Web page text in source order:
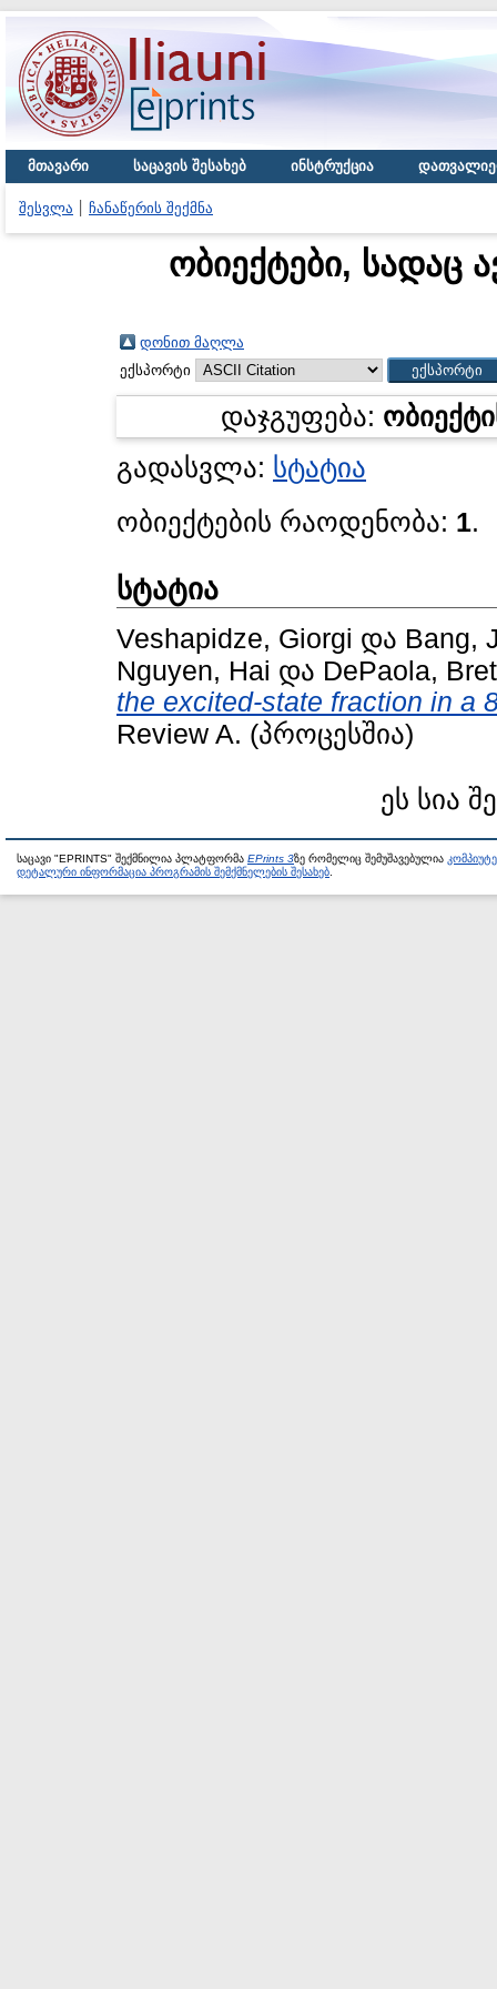
მთავარი საცავის შესახებ ინსტრუქცია
შესვლა ჩანაწერის შექმნა
ობიექტები, სადაც
დონით მაღლა
ექსპორტი
დაჯგუფება:
გადასვლა: სტატია
ობიექტების რაოდენობა: 1.
სტატია
Veshapidze, Giorgi და Bang,
Nguyen, Hai და DePaola,
the excited-state fraction in a
Review A. (პროცესშია)
ეს სია
საცავი "EPRINTS" შექმნილია პლატფორმა EPrints 3ზე რომელიც შემუშავებულია
დეტალური ინფორმაცია პროგრამის შემქმნელების შესახებ